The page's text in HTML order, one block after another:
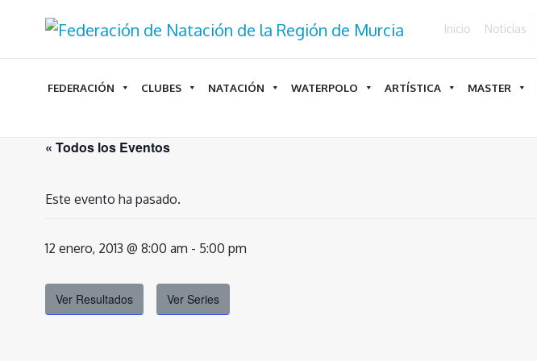
Inicio Noticias
FEDERACIÓN CLUBES NATACIÓN WATERPOLO ARTÍSTICA MASTER
« Todos los Eventos
Este evento ha pasado.
12 enero, 2013 @ 8:00 am - 5:00 pm
Ver Resultados Ver Series